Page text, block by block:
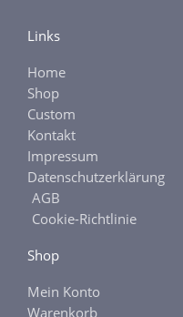
e
b
o
o
k
-
g
r
a
m
Links
Home
Shop
Custom
Kontakt
Impressum
Datenschutzerklärung
AGB
Cookie-Richtlinie
Shop
Mein Konto
Warenkorb